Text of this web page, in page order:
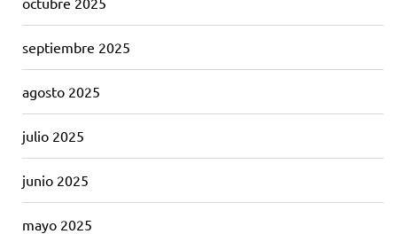
septiembre 2025
agosto 2025
julio 2025
junio 2025
mayo 2025